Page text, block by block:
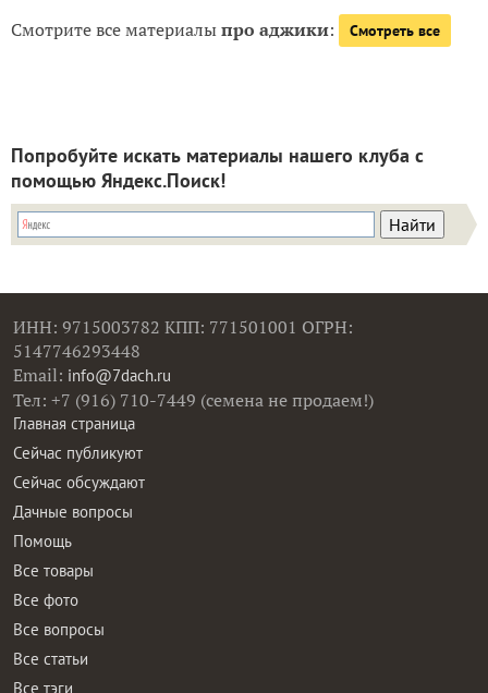
Смотрите все материалыпро аджики: Смотреть все
Попробуйте искать материалы нашего клуба с
помощью Яндекс.Поиск!
ИНН: 9715003782 КПП: 771501001 ОГРН:
5147746293448
Email: info@7dach.ru
Тел: +7 (916) 710-7449 (семена не продаем!)
Главная страница
Сейчас публикуют
Сейчас обсуждают
Дачные вопросы
Помощь
Все товары
Все фото
Все вопросы
Все статьи
Все тэги